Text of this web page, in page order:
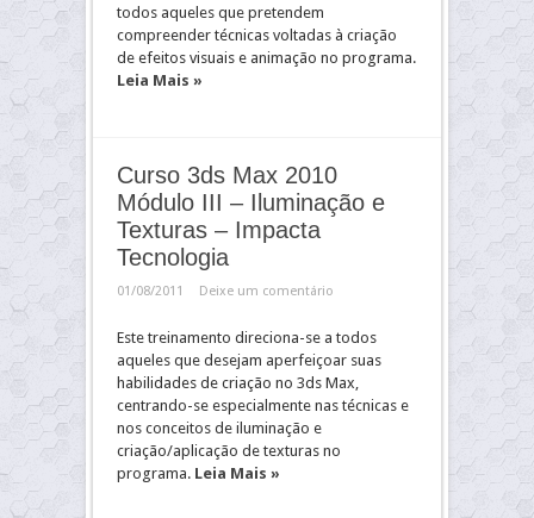
todos aqueles que pretendem
compreender técnicas voltadas à criação
de efeitos visuais e animação no programa.
Leia Mais »
Curso 3ds Max 2010
Módulo III – Iluminação e
Texturas – Impacta
Tecnologia
01/08/2011 Deixe um comentário
Este treinamento direciona-se a todos
aqueles que desejam aperfeiçoar suas
habilidades de criação no 3ds Max,
centrando-se especialmente nas técnicas e
nos conceitos de iluminação e
criação/aplicação de texturas no
programa. Leia Mais »